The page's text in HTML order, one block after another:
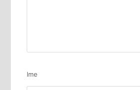
Ime